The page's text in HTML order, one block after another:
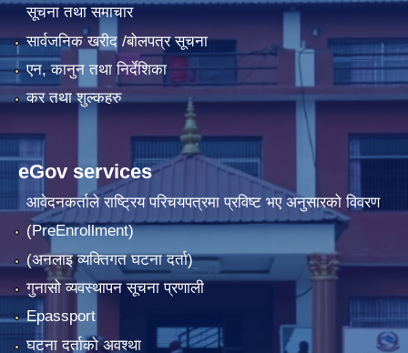
सूचना तथा समाचार
सार्वजनिक खरीद /बोलपत्र सूचना
एन, कानुन तथा निर्देशिका
कर तथा शुल्कहरु
eGov services
आवेदनकर्ताले राष्‍ट्रिय परिचयपत्रमा प्रविष्ट भए अनुसारको विवरण
(PreEnrollment)
(अनलाइ व्यक्तिगत घटना दर्ता)
गुनासो व्यवस्थापन सूचना प्रणाली
Epassport
घटना दर्ताको अवश्था